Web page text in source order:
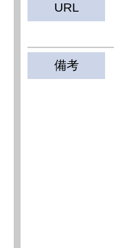
URL
備考